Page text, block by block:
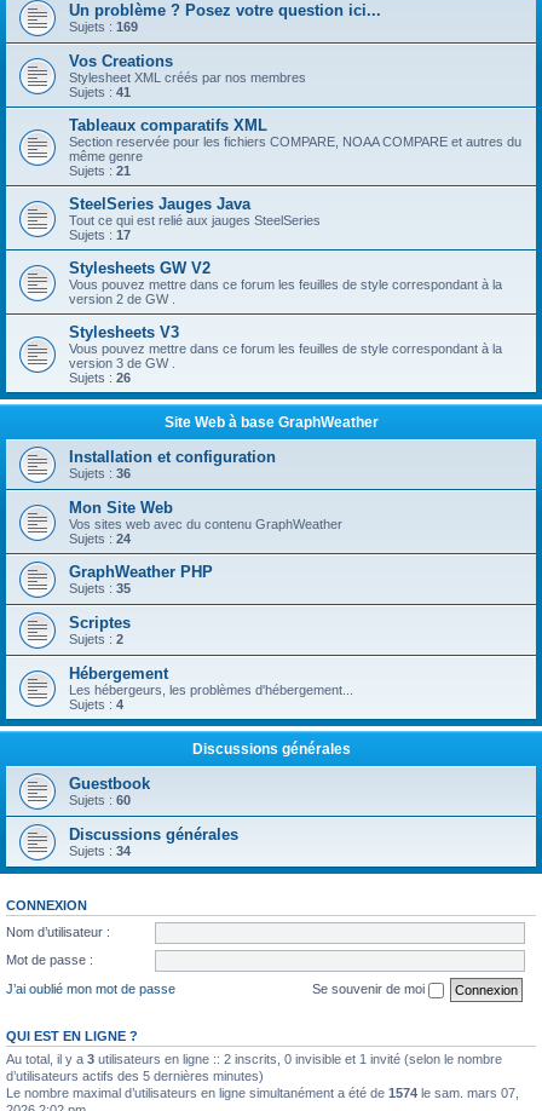
Un problème ? Posez votre question ici...
Sujets : 169
Vos Creations
Stylesheet XML créés par nos membres
Sujets : 41
Tableaux comparatifs XML
Section reservée pour les fichiers COMPARE, NOAA COMPARE et autres du
même genre
Sujets : 21
SteelSeries Jauges Java
Tout ce qui est relié aux jauges SteelSeries
Sujets : 17
Stylesheets GW V2
Vous pouvez mettre dans ce forum les feuilles de style correspondant à la
version 2 de GW .
Stylesheets V3
Vous pouvez mettre dans ce forum les feuilles de style correspondant à la
version 3 de GW .
Sujets : 26
Site Web à base GraphWeather
Installation et configuration
Sujets : 36
Mon Site Web
Vos sites web avec du contenu GraphWeather
Sujets : 24
GraphWeather PHP
Sujets : 35
Scriptes
Sujets : 2
Hébergement
Les hébergeurs, les problèmes d'hébergement...
Sujets : 4
Discussions générales
Guestbook
Sujets : 60
Discussions générales
Sujets : 34
CONNEXION
Nom d’utilisateur :
Mot de passe :
J’ai oublié mon mot de passe
Se souvenir de moi
QUI EST EN LIGNE ?
Au total, il y a 3 utilisateurs en ligne :: 2 inscrits, 0 invisible et 1 invité (selon le nombre
d’utilisateurs actifs des 5 dernières minutes)
Le nombre maximal d’utilisateurs en ligne simultanément a été de 1574 le sam. mars 07,